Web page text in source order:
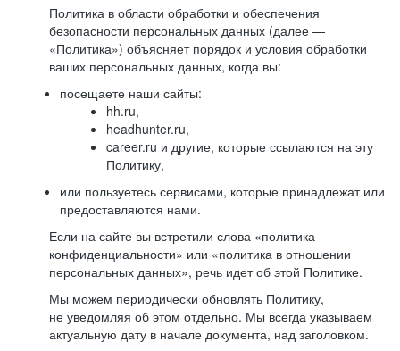
Политика в области обработки и обеспечения
безопасности персональных данных (далее —
«Политика») объясняет порядок и условия обработки
ваших персональных данных, когда вы:
посещаете наши сайты:
hh.ru,
headhunter.ru,
career.ru и другие, которые ссылаются на эту
Политику,
или пользуетесь сервисами, которые принадлежат или
предоставляются нами.
Если на сайте вы встретили слова «политика
конфиденциальности» или «политика в отношении
персональных данных», речь идет об этой Политике.
Мы можем периодически обновлять Политику,
не уведомляя об этом отдельно. Мы всегда указываем
актуальную дату в начале документа, над заголовком.